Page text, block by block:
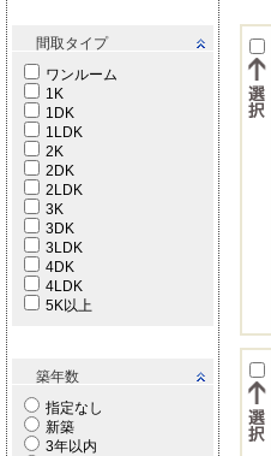
間取タイプ
ワンルーム
1K
1DK
1LDK
2K
2DK
2LDK
3K
3DK
3LDK
4DK
4LDK
5K以上
築年数
指定なし
新築
3年以内